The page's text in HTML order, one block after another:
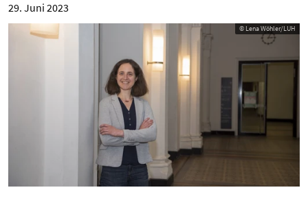
29. Juni 2023
© Lena Wöhler/LUH